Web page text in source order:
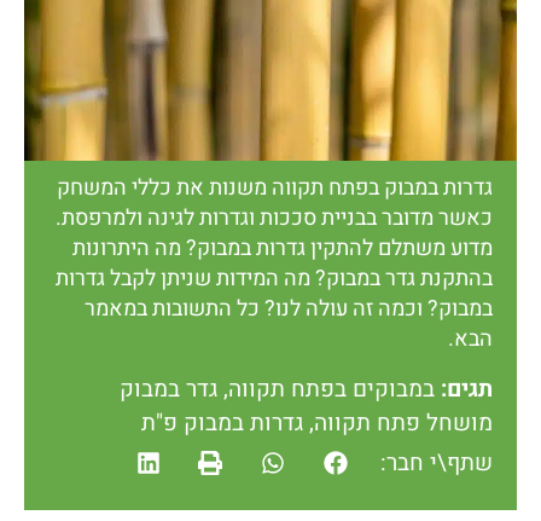
גדרות במבוק בפתח תקווה משנות את כללי המשחק
כאשר מדובר בבניית סככות וגדרות לגינה ולמרפסת.
מדוע משתלם להתקין גדרות במבוק? מה היתרונות
בהתקנת גדר במבוק? מה המידות שניתן לקבל גדרות
במבוק? וכמה זה עולה לנו? כל התשובות במאמר
הבא.
תגים: במבוקים בפתח תקווה,גדר במבוק
מושחל פתח תקווה,גדרות במבוק פ"ת
שתף\י חבר: